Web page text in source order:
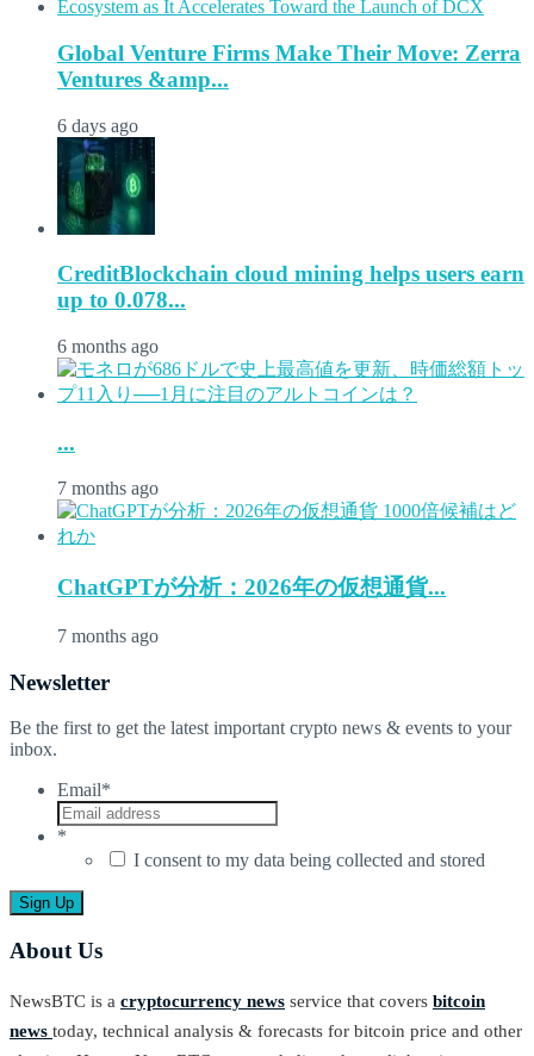
Global Venture Firms Make Their Move: Zerra
Ventures &amp...
6 days ago
CreditBlockchain cloud mining helps users earn
up to 0.078...
6 months ago
...
7 months ago
ChatGPTが分析：2026年の仮想通貨...
7 months ago
Newsletter
Be the first to get the latest important crypto news & events to your
inbox.
Email*
*
I consent to my data being collected and stored
About Us
NewsBTC is a cryptocurrency news service that covers bitcoin
news today, technical analysis & forecasts for bitcoin price and other